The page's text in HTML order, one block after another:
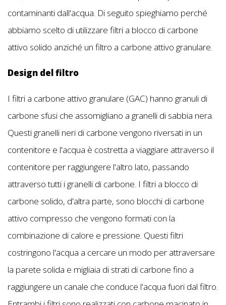
contaminanti dall'acqua. Di seguito spieghiamo perché
abbiamo scelto di utilizzare filtri a blocco di carbone
attivo solido anziché un filtro a carbone attivo granulare.
Design del filtro
I filtri a carbone attivo granulare (GAC) hanno granuli di
carbone sfusi che assomigliano a granelli di sabbia nera.
Questi granelli neri di carbone vengono riversati in un
contenitore e l'acqua è costretta a viaggiare attraverso il
contenitore per raggiungere l'altro lato, passando
attraverso tutti i granelli di carbone. I filtri a blocco di
carbone solido, d'altra parte, sono blocchi di carbone
attivo compresso che vengono formati con la
combinazione di calore e pressione. Questi filtri
costringono l'acqua a cercare un modo per attraversare
la parete solida e migliaia di strati di carbone fino a
raggiungere un canale che conduce l'acqua fuori dal filtro.